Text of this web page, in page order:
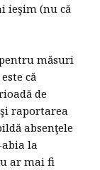
ieşim (nu că
măsuri
că
de
raportarea
absenţele
la
ar mai fi